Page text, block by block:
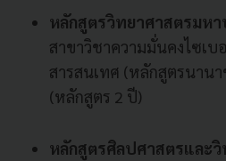
หลักสูตรวิทยาศาสตรมห
สาขาวิชาความมั่นคงไซเบ
สารสนเทศ (หลักสูตรนาน
(หลักสูตร 2 ปี)
หลักสูตรศิลปศาสตรและ